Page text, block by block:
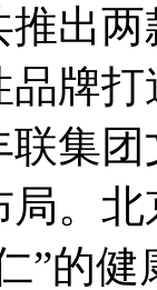
出
品牌
团
。
”的